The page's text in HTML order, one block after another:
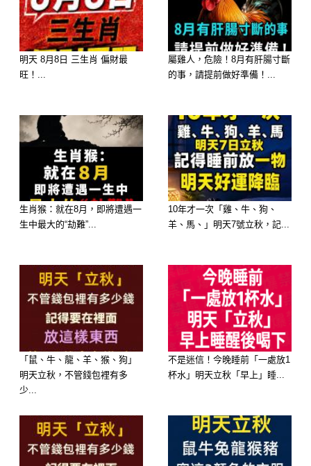
明天 8月8日 三生肖 偏財最
旺！...
屬雞人，危險！8月有肝腸寸斷
的事，請提前做好準備！...
生肖猴：就在8月，即將遭遇一
生中最大的“劫難”...
10年才一次「雞、牛、狗、
羊、馬、」明天7號立秋，記...
「鼠、牛、龍、羊、猴、狗」
明天立秋，不管錢包裡有多
少...
不是迷信！今晚睡前「一處放1
杯水」明天立秋「早上」睡...